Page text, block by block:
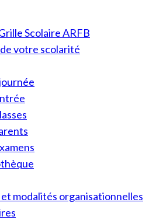
Scolaire ARFB
votre scolarité
modalités organisationnelles